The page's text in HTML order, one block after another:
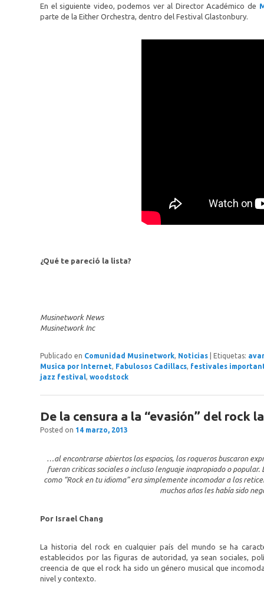
En el siguiente video, podemos ver al Director Académico de
parte de la Either Orchestra, dentro del Festival Glastonbury.
¿Qué te pareció la lista?
Musinetwork News
Musinetwork Inc
Publicado en Comunidad Musinetwork, Noticias |Etiquetas:
Musica por Internet, Fabulosos Cadillacs, festivales
jazz festival,woodstock
De la censura a la “evasión” del rock
Posted on 14 marzo, 2013
…al encontrarse abiertos los espacios, los roqueros buscaron
fueran criticas sociales o incluso lenguaje inapropiado o popular.
como “Rock en tu idioma” era simplemente incomodar a los
muchos años les había sido
Por Israel Chang
La historia del rock en cualquier país del mundo se ha
establecidos por las figuras de autoridad, ya sean sociales,
creencia de que el rock ha sido un género musical que
nivel y contexto.